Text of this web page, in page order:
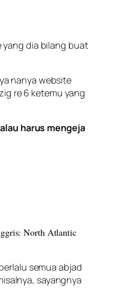
yang dia bilang buat
nanya website
re 6 ketemu yang
harus mengeja
North Atlantic
semua abjad
sayangnya